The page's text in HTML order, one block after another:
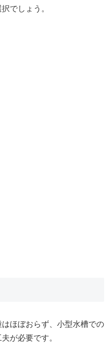
でしょう。
ほぼおらず、小型水槽での
が必要です。